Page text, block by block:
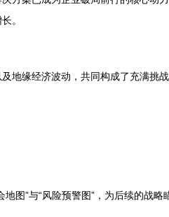
。
缘经济波动，共同构成了充满挑
图”与“风险预警图”，为后续的战略